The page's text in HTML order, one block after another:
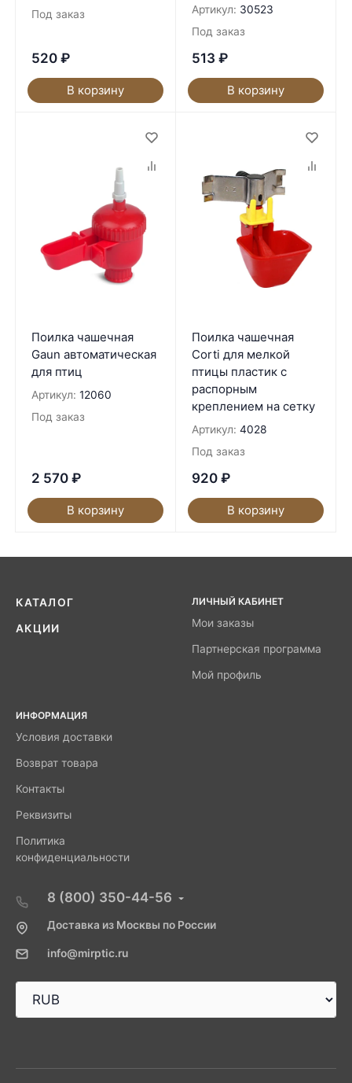
Под заказ
520 ₽
В корзину
Артикул: 30523
Под заказ
513 ₽
В корзину
Поилка чашечная
Gaun автоматическая
для птиц
Артикул: 12060
Под заказ
2 570 ₽
В корзину
Поилка чашечная
Corti для мелкой
птицы пластик с
распорным
креплением на сетку
Артикул: 4028
Под заказ
920 ₽
В корзину
КАТАЛОГ
АКЦИИ
ЛИЧНЫЙ КАБИНЕТ
Мои заказы
Партнерская программа
Мой профиль
ИНФОРМАЦИЯ
Условия доставки
Возврат товара
Контакты
Реквизиты
Политика
конфиденциальности
8 (800) 350-44-56
Доставка из Москвы по России
info@mirptic.ru